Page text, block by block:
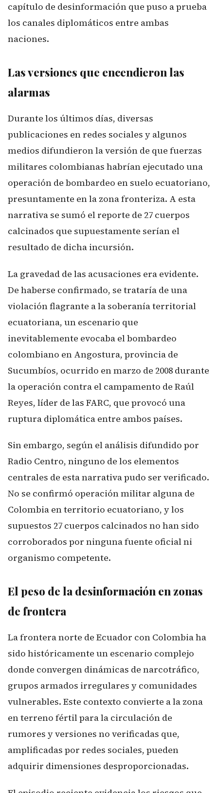
capítulo de desinformación que puso a prueba
los canales diplomáticos entre ambas
naciones.
Las versiones que encendieron las
alarmas
Durante los últimos días, diversas
publicaciones en redes sociales y algunos
medios difundieron la versión de que fuerzas
militares colombianas habrían ejecutado una
operación de bombardeo en suelo ecuatoriano,
presuntamente en la zona fronteriza. A esta
narrativa se sumó el reporte de 27 cuerpos
calcinados que supuestamente serían el
resultado de dicha incursión.
La gravedad de las acusaciones era evidente.
De haberse confirmado, se trataría de una
violación flagrante a la soberanía territorial
ecuatoriana, un escenario que
inevitablemente evocaba el bombardeo
colombiano en Angostura, provincia de
Sucumbíos, ocurrido en marzo de 2008 durante
la operación contra el campamento de Raúl
Reyes, líder de las FARC, que provocó una
ruptura diplomática entre ambos países.
Sin embargo, según el análisis difundido por
Radio Centro, ninguno de los elementos
centrales de esta narrativa pudo ser verificado.
No se confirmó operación militar alguna de
Colombia en territorio ecuatoriano, y los
supuestos 27 cuerpos calcinados no han sido
corroborados por ninguna fuente oficial ni
organismo competente.
El peso de la desinformación en zonas
de frontera
La frontera norte de Ecuador con Colombia ha
sido históricamente un escenario complejo
donde convergen dinámicas de narcotráfico,
grupos armados irregulares y comunidades
vulnerables. Este contexto convierte a la zona
en terreno fértil para la circulación de
rumores y versiones no verificadas que,
amplificadas por redes sociales, pueden
adquirir dimensiones desproporcionadas.